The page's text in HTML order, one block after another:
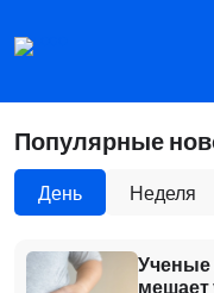
Популярные
День Неделя
Ученые